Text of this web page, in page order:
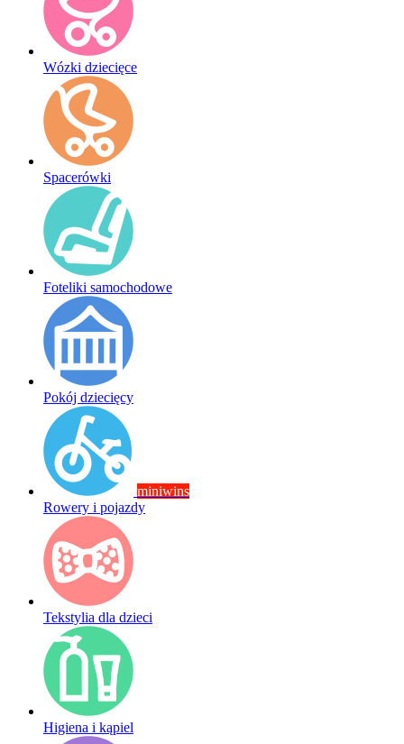
Wózki dziecięce
Spacerówki
Foteliki samochodowe
Pokój dziecięcy
miniwins
Rowery i pojazdy
Tekstylia dla dzieci
Higiena i kąpiel